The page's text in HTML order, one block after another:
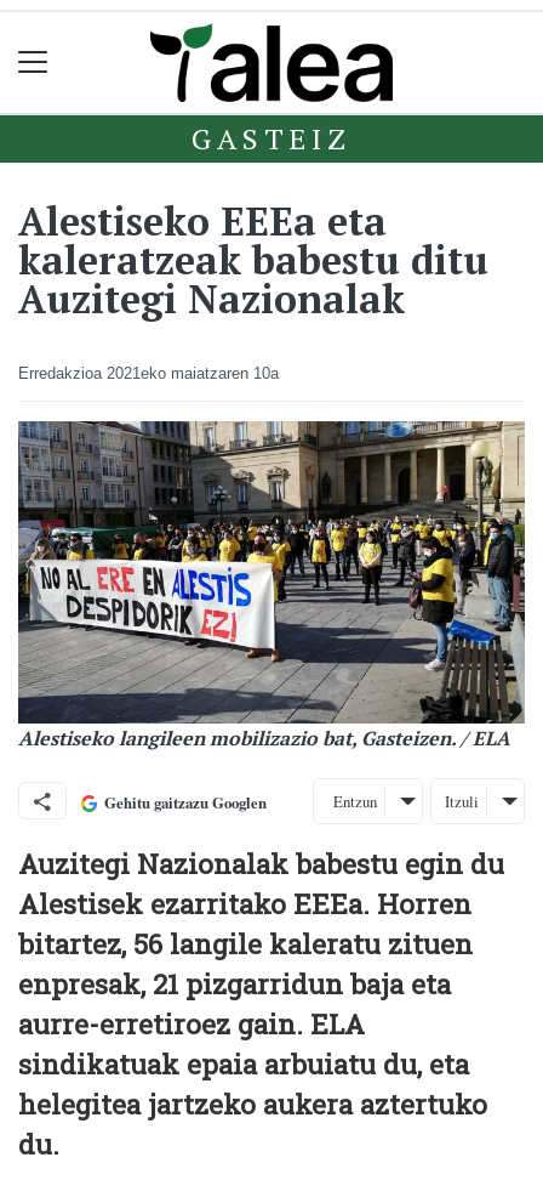
GASTEIZ
Alestiseko EEEa eta
kaleratzeak babestu ditu
Auzitegi Nazionalak
Erredakzioa 2021eko maiatzaren 10a
Alestiseko langileen mobilizazio bat, Gasteizen. / ELA
Gehitu gaitzazu Googlen Entzun Itzuli
Auzitegi Nazionalak babestu egin du
Alestisek ezarritako EEEa. Horren
bitartez, 56 langile kaleratu zituen
enpresak, 21 pizgarridun baja eta
aurre-erretiroez gain. ELA
sindikatuak epaia arbuiatu du, eta
helegitea jartzeko aukera aztertuko
du.